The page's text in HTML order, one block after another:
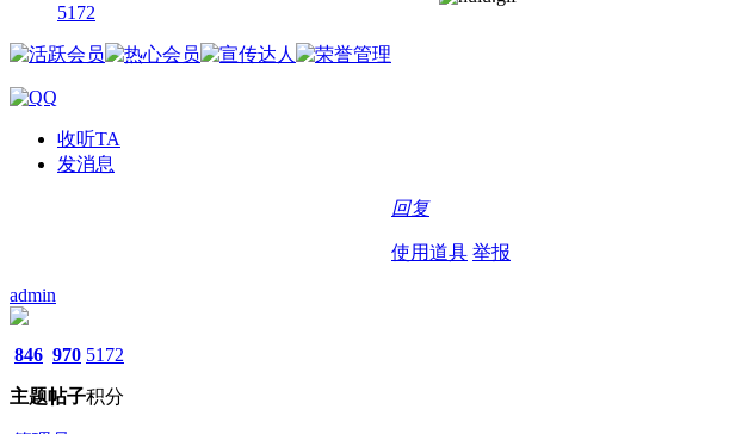
5172
收听TA
发消息
回复
使用道具 举报
admin
846
主题
970
帖子
5172
积分